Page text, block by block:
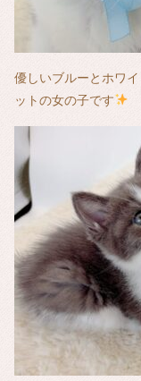
優しいブルーとホワ
ットの女の子です